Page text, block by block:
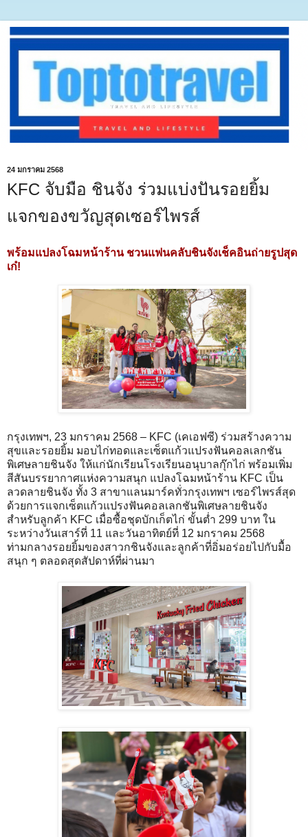
24 มกราคม 2568
KFC จับมือ ชินจัง ร่วมแบ่งปันรอยยิ้ม
แจกของขวัญสุดเซอร์ไพรส์
พร้อมแปลงโฉมหน้าร้าน ชวนแฟนคลับชินจังเช็คอินถ่ายรูปสุด
เก๋!
กรุงเทพฯ, 23 มกราคม 2568 – KFC (เคเอฟซี) ร่วมสร้างความ
สุขและรอยยิ้ม มอบไก่ทอดและเซ็ตแก้วแปรงฟันคอลเลกชัน
พิเศษลายชินจัง ให้แก่นักเรียนโรงเรียนอนุบาลกุ๊กไก่ พร้อมเพิ่ม
สีสันบรรยากาศแห่งความสนุก แปลงโฉมหน้าร้าน KFC เป็น
ลวดลายชินจัง ทั้ง 3 สาขาแลนมาร์คทั่วกรุงเทพฯ เซอร์ไพรส์สุด
ด้วยการแจกเซ็ตแก้วแปรงฟันคอลเลกชันพิเศษลายชินจัง
สำหรับลูกค้า KFC เมื่อซื้อชุดบักเก็ตไก่ ขั้นต่ำ 299 บาท ใน
ระหว่างวันเสาร์ที่ 11 และวันอาทิตย์ที่ 12 มกราคม 2568
ท่ามกลางรอยยิ้มของสาวกชินจังและลูกค้าที่อิ่มอร่อยไปกับมื้อ
สนุก ๆ ตลอดสุดสัปดาห์ที่ผ่านมา